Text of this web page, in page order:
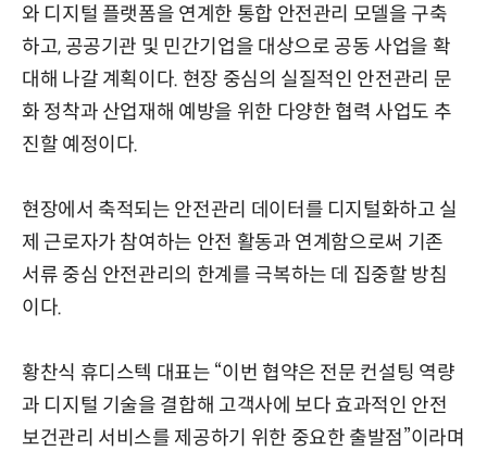
와 디지털 플랫폼을 연계한 통합 안전관리 모델을 구축
하고, 공공기관 및 민간기업을 대상으로 공동 사업을 확
대해 나갈 계획이다. 현장 중심의 실질적인 안전관리 문
화 정착과 산업재해 예방을 위한 다양한 협력 사업도 추
진할 예정이다.
현장에서 축적되는 안전관리 데이터를 디지털화하고 실
제 근로자가 참여하는 안전 활동과 연계함으로써 기존
서류 중심 안전관리의 한계를 극복하는 데 집중할 방침
이다.
황찬식 휴디스텍 대표는 “이번 협약은 전문 컨설팅 역량
과 디지털 기술을 결합해 고객사에 보다 효과적인 안전
보건관리 서비스를 제공하기 위한 중요한 출발점”이라며